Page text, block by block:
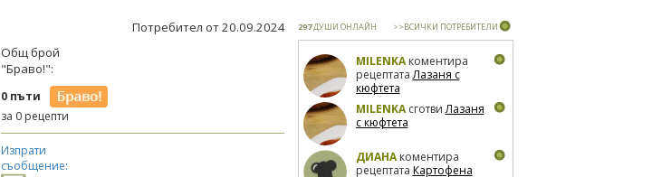
Потребител от 20.09.2024
Общ брой
"Браво!":
0 пъти
за 0 рецепти
Изпрати
съобщение:
297ДУШИ ОНЛАЙН >>ВСИЧКИ ПОТРЕБИТЕЛИ
MILENKAкоментира
рецептатаЛазаня с
кюфтета
MILENKAсготвиЛазаня
с кюфтета
ДИАНАкоментира
рецептата Картофена